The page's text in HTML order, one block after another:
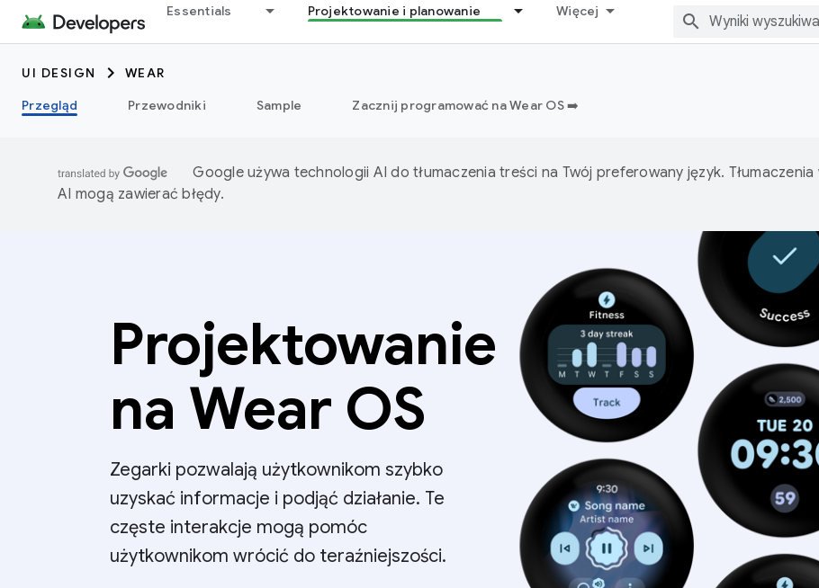
Essentials Projektowanie i planowanie Więcej
UI DESIGN
WEAR
Przegląd
Przewodniki Sample Zacznij programować na Wear OS ➡️
Google używa technologii AI do tłumaczenia treści na Twój preferowany język.
AI mogą zawierać błędy.
Projektowanie
na Wear OS
Zegarki pozwalają użytkownikom szybko
uzyskać informacje i podjąć działanie. Te
częste interakcje mogą pomóc
użytkownikom wrócić do teraźniejszości.